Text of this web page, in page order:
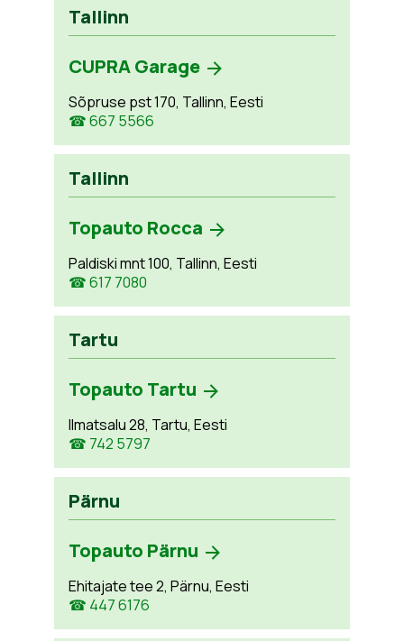
Tallinn
CUPRA Garage
Sõpruse pst 170, Tallinn, Eesti
☎ 667 5566
Tallinn
Topauto Rocca
Paldiski mnt 100, Tallinn, Eesti
☎ 617 7080
Tartu
Topauto Tartu
Ilmatsalu 28, Tartu, Eesti
☎ 742 5797
Pärnu
Topauto Pärnu
Ehitajate tee 2, Pärnu, Eesti
☎ 447 6176